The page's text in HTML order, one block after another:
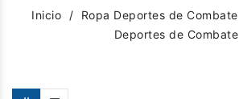
Inicio Ropa Deportes de Combate
Deportes de Combate